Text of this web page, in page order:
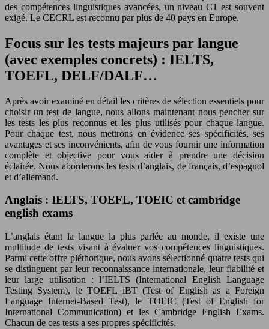
des compétences linguistiques avancées, un niveau C1 est souvent
exigé. Le CECRL est reconnu par plus de 40 pays en Europe.
Focus sur les tests majeurs par langue
(avec exemples concrets) : IELTS,
TOEFL, DELF/DALF…
Après avoir examiné en détail les critères de sélection essentiels pour
choisir un test de langue, nous allons maintenant nous pencher sur
les tests les plus reconnus et les plus utilisés pour chaque langue.
Pour chaque test, nous mettrons en évidence ses spécificités, ses
avantages et ses inconvénients, afin de vous fournir une information
complète et objective pour vous aider à prendre une décision
éclairée. Nous aborderons les tests d’anglais, de français, d’espagnol
et d’allemand.
Anglais : IELTS, TOEFL, TOEIC et cambridge
english exams
L’anglais étant la langue la plus parlée au monde, il existe une
multitude de tests visant à évaluer vos compétences linguistiques.
Parmi cette offre pléthorique, nous avons sélectionné quatre tests qui
se distinguent par leur reconnaissance internationale, leur fiabilité et
leur large utilisation : l’IELTS (International English Language
Testing System), le TOEFL iBT (Test of English as a Foreign
Language Internet-Based Test), le TOEIC (Test of English for
International Communication) et les Cambridge English Exams.
Chacun de ces tests a ses propres spécificités.